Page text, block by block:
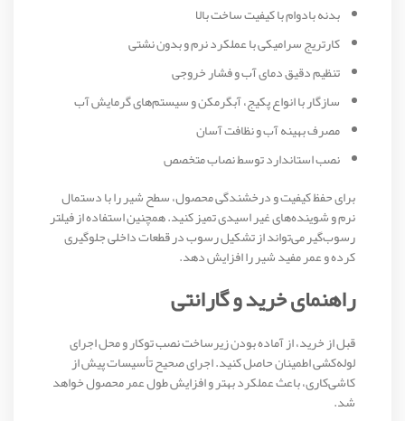
بدنه بادوام با کیفیت ساخت بالا
کارتریج سرامیکی با عملکرد نرم و بدون نشتی
تنظیم دقیق دمای آب و فشار خروجی
سازگار با انواع پکیج، آبگرمکن و سیستم‌های گرمایش آب
مصرف بهینه آب و نظافت آسان
نصب استاندارد توسط نصاب متخصص
برای حفظ کیفیت و درخشندگی محصول، سطح شیر را با دستمال
نرم و شوینده‌های غیر اسیدی تمیز کنید. همچنین استفاده از فیلتر
رسوب‌گیر می‌تواند از تشکیل رسوب در قطعات داخلی جلوگیری
کرده و عمر مفید شیر را افزایش دهد.
راهنمای خرید و گارانتی
قبل از خرید، از آماده بودن زیرساخت نصب توکار و محل اجرای
لوله‌کشی اطمینان حاصل کنید. اجرای صحیح تأسیسات پیش از
کاشی‌کاری، باعث عملکرد بهتر و افزایش طول عمر محصول خواهد
شد.